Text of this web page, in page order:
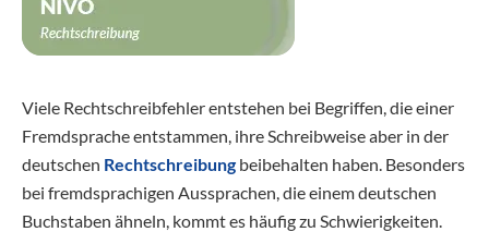
Viele Rechtschreibfehler entstehen bei Begriffen, die einer
Fremdsprache entstammen, ihre Schreibweise aber in der
deutschen Rechtschreibung beibehalten haben. Besonders
bei fremdsprachigen Aussprachen, die einem deutschen
Buchstaben ähneln, kommt es häufig zu Schwierigkeiten.